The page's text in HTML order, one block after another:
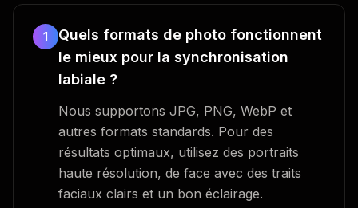
1
Quels formats de photo fonctionnent
le mieux pour la synchronisation
labiale ?
Nous supportons JPG, PNG, WebP et
autres formats standards. Pour des
résultats optimaux, utilisez des portraits
haute résolution, de face avec des traits
faciaux clairs et un bon éclairage.